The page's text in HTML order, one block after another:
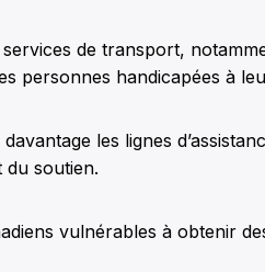
de transport,
personnes handicapées à
les lignes
du soutien.
vulnérables à obtenir